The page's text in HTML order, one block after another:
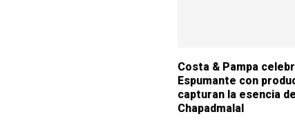
Costa & Pampa
Espumante con
capturan la esencia de
Chapadmalal